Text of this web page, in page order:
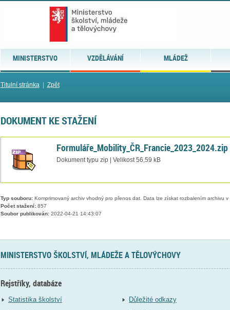
MINISTERSTVO VZDĚLÁVÁNÍ MLÁDEŽ
Titulní stránka| Zpět
DOKUMENT KE STAŽENÍ
Formuláře_Mobility_ČR_Francie_2023_2024.zip
Dokument typu zip | Velikost 56,59 kB
Typ souboru:Komprimovaný archiv vhodný pro přenos dat. Data lze získat rozbalením archivu
Počet stažení:857
Soubor publikován:2022-04-21 14:43:07
MINISTERSTVO ŠKOLSTVÍ, MLÁDEŽE A TĚLOVÝCHOVY
Rejstříky, databáze
Statistika školství
Důležité odkazy